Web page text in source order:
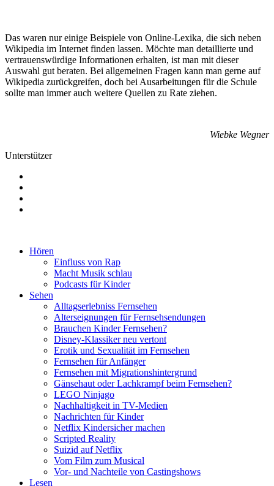
Das waren nur einige Beispiele von Online-Lexika, die sich neben
Wikipedia im Internet finden lassen. Möchte man detaillierte und
vertrauenswürdige Informationen erhalten, ist man mit dieser
Auswahl gut beraten. Bei allgemeinen Fragen kann man gerne auf
Wikipedia zurückgreifen, doch bei Ausarbeitungen für die Schule
sollte man immer auch weitere Quellen zu Rate ziehen.
Wiebke Wegner
Unterstützer
Hören
Einfluss von Rap
Macht Musik schlau
Podcasts für Kinder
Sehen
Alltagserlebniss Fernsehen
Alterseignungen für Fernsehsendungen
Brauchen Kinder Fernsehen?
Disney-Klassiker neu vertont
Erotik und Sexualität im Fernsehen
Fernsehen für Anfänger
Fernsehen mit Migrationshintergrund
Gänsehaut oder Lachkrampf beim Fernsehen?
LEGO Ninjago
Nachhaltigkeit in TV-Medien
Nachrichten für Kinder
Netflix Kindersicher machen
Scripted Reality
Suizid auf Netflix
Vom Film zum Musical
Vor- und Nachteile von Castingshows
Lesen